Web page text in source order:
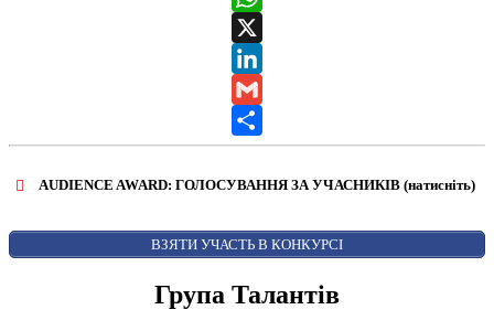
WhatsApp
X
LinkedIn
Gmail
Share
AUDIENCE AWARD: ГОЛОСУВАННЯ ЗА УЧАСНИКІВ (натисніть)
AUDIENCE AWARD
ВЗЯТИ УЧАСТЬ В КОНКУРСІ
Група Талантів